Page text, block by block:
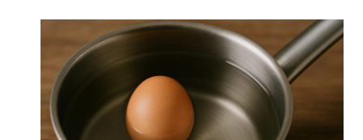
DE
FROMAGE
RACLETTE
PAR
PERSONNE​
?